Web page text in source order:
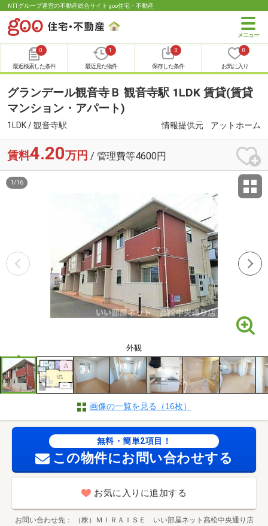
NTTグループ運営の不動産総合サイト goo住宅・不動産
0
最近検索した条件
1
最近見た物件
0
保存した条件
0
お気に入り
グランデール観音寺Ｂ 観音寺駅 1LDK 賃貸(賃貸
マンション・アパート)
1LDK / 観音寺駅 情報提供元 アットホーム
賃料4.20万円 / 管理費等4600円
外観
1 /16
画像の一覧を見る（16枚）
無料・簡単2項目！
この物件にお問い合わせする
お気に入りに追加する
お問い合わせ先 （株）ＭＩＲＡＩＳＥ いい部屋ネット高松中央通り店